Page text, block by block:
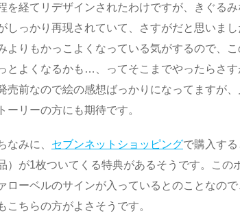
を経てリデザインされたわけですが、きぐる
しっかり再現されていて、さすがだと思いま
よりもかっこよくなっている気がするので、
とよくなるかも…、ってそこまでやったらさす
売前なので絵の感想ばっかりになってますが
トーリーの方にも期待です。
なみに、 セブンネットショッピングで購入す
）が1枚ついてくる特典があるそうです。この
ローベルのサインが入っているとのことなの
こちらの方がよさそうです。